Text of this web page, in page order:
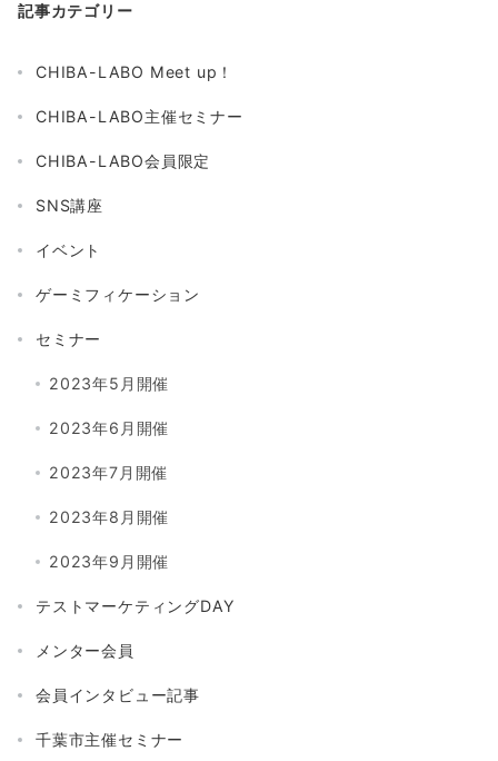
記事カテゴリー
CHIBA-LABO Meet up！
CHIBA-LABO主催セミナー
CHIBA-LABO会員限定
SNS講座
イベント
ゲーミフィケーション
セミナー
2023年5月開催
2023年6月開催
2023年7月開催
2023年8月開催
2023年9月開催
テストマーケティングDAY
メンター会員
会員インタビュー記事
千葉市主催セミナー